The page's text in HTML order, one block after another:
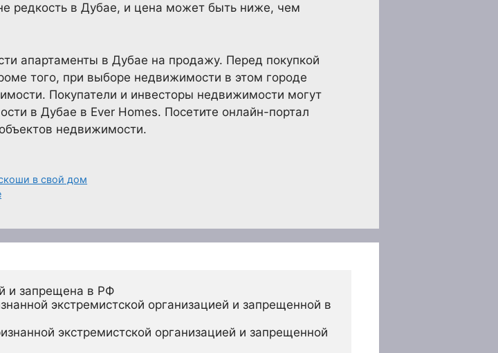
редкость в Дубае, и цена может быть ниже, чем
апартаменты в Дубае на продажу. Перед покупкой
того, при выборе недвижимости в этом городе
Покупатели и инвесторы недвижимости могут
в Дубае в Ever Homes. Посетите онлайн-портал
недвижимости.
в свой дом
и запрещена в РФ
экстремистской организацией и запрещенной в
экстремистской организацией и запрещенной